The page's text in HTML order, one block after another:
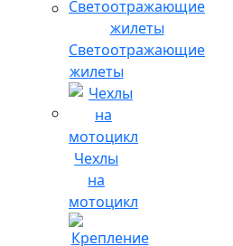
Светоотражающие
жилеты
Чехлы
на
мотоцикл